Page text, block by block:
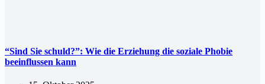
“Sind Sie schuld?”: Wie die Erziehung die soziale Phobie
beeinflussen kann